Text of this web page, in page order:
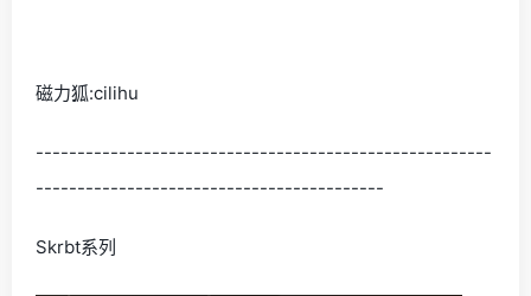
磁力狐:cilihu
-------------------------------------------------------
------------------------------------------
Skrbt系列